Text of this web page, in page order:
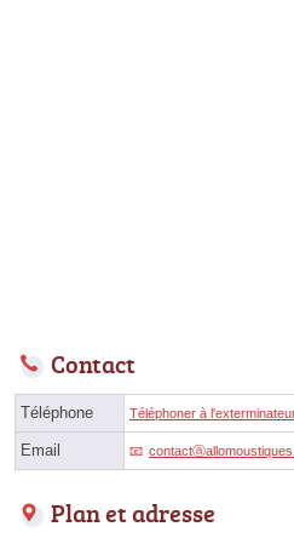
Contact
Téléphone Téléphoner à
Email
Plan et adresse